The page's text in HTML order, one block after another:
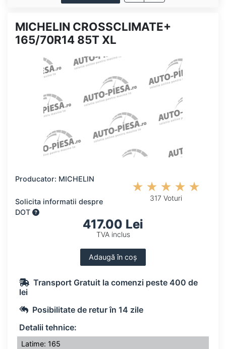
MICHELIN CROSSCLIMATE+
165/70R14 85T XL
Producator: MICHELIN
Solicita informatii despre
DOT
317 Voturi
417.00 Lei
TVA inclus
Adaugă în coș
Transport Gratuit la comenzi peste 400 de
lei
Posibilitate de retur în 14 zile
Detalii tehnice:
Latime: 165